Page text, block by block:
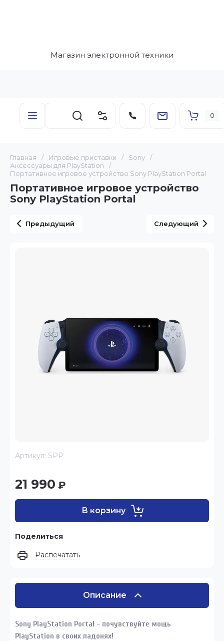
Магазин электронной техники
0
Главная / Игровые приставки / Sony
/
Аксессуары для PlayStation
/
Портативное игровое устройство Sony PlayStation Portal
Портативное игровое устройство
Sony PlayStation Portal
Предыдущий Следующий
Артикул: SPP
21 990 ₽
В корзину
Поделиться
Распечатать
Описание
Sony PlayStation Portal - почувствуйте мощь
PlayStation в своих ладонях!